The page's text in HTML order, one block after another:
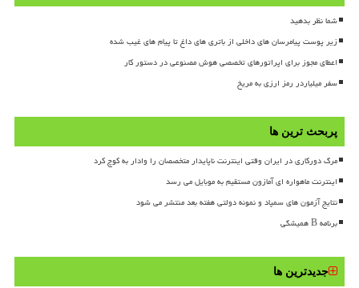
شما نظر بدهید
زیر پوست پیامرسان های داخلی از باتری های داغ تا پیام های غیب شده
اعطای مجوز برای اپراتورهای تخصصی هوش مصنوعی در دستور کار
سفر میلیاردر رمز ارزی به مریخ
پربحث ترین ها
مرگ دورکاری در ایران وقتی اینترنت ناپایدار متخصصان را وادار به کوچ کرد
اینترنت ماهواره ای آمازون مستقیم به موبایل می رسد
نتایج آزمون های سمپاد و نمونه دولتی هفته بعد منتشر می شود
برنامه B همیشگی
جدیدترین ها